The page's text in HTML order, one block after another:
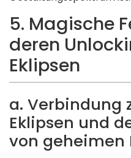
5. Magische
deren
Eklipsen
a. Verbindung
Eklipsen und
von geheimen